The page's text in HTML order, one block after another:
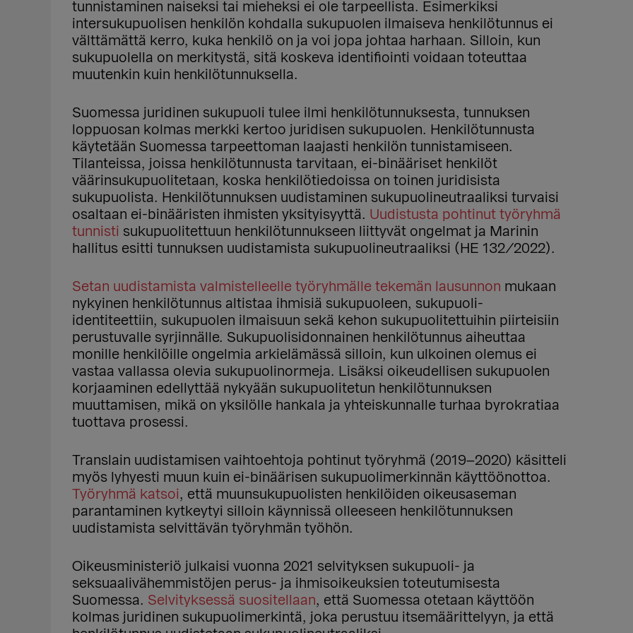
tunnistaminen naiseksi tai mieheksi ei ole tarpeellista. Esimerkiksi
intersukupuolisen henkilön kohdalla sukupuolen ilmaiseva henkilötunnus ei
välttämättä kerro, kuka henkilö on ja voi jopa johtaa harhaan. Silloin, kun
sukupuolella on merkitystä, sitä koskeva identifiointi voidaan toteuttaa
muutenkin kuin henkilötunnuksella.
Suomessa juridinen sukupuoli tulee ilmi henkilötunnuksesta, tunnuksen
loppuosan kolmas merkki kertoo juridisen sukupuolen. Henkilötunnusta
käytetään Suomessa tarpeettoman laajasti henkilön tunnistamiseen.
Tilanteissa, joissa henkilötunnusta tarvitaan, ei-binääriset henkilöt
väärinsukupuolitetaan, koska henkilötiedoissa on toinen juridisista
sukupuolista. Henkilötunnuksen uudistaminen sukupuolineutraaliksi turvaisi
osaltaan ei-binääristen ihmisten yksityisyyttä. Uudistusta pohtinut työryhmä
tunnisti sukupuolitettuun henkilötunnukseen liittyvät ongelmat ja Marinin
hallitus esitti tunnuksen uudistamista sukupuolineutraaliksi (HE 132/2022).
Setan uudistamista valmistelleelle työryhmälle tekemän lausunnon mukaan
nykyinen henkilötunnus altistaa ihmisiä sukupuoleen, sukupuoli-
identiteettiin, sukupuolen ilmaisuun sekä kehon sukupuolitettuihin piirteisiin
perustuvalle syrjinnälle. Sukupuolisidonnainen henkilötunnus aiheuttaa
monille henkilöille ongelmia arkielämässä silloin, kun ulkoinen olemus ei
vastaa vallassa olevia sukupuolinormeja. Lisäksi oikeudellisen sukupuolen
korjaaminen edellyttää nykyään sukupuolitetun henkilötunnuksen
muuttamisen, mikä on yksilölle hankala ja yhteiskunnalle turhaa byrokratiaa
tuottava prosessi.
Translain uudistamisen vaihtoehtoja pohtinut työryhmä (2019–2020) käsitteli
myös lyhyesti muun kuin ei-binäärisen sukupuolimerkinnän käyttöönottoa.
Työryhmä katsoi, että muunsukupuolisten henkilöiden oikeusaseman
parantaminen kytkeytyi silloin käynnissä olleeseen henkilötunnuksen
uudistamista selvittävän työryhmän työhön.
Oikeusministeriö julkaisi vuonna 2021 selvityksen sukupuoli- ja
seksuaalivähemmistöjen perus- ja ihmisoikeuksien toteutumisesta
Suomessa. Selvityksessä suositellaan, että Suomessa otetaan käyttöön
kolmas juridinen sukupuolimerkintä, joka perustuu itsemäärittelyyn, ja että